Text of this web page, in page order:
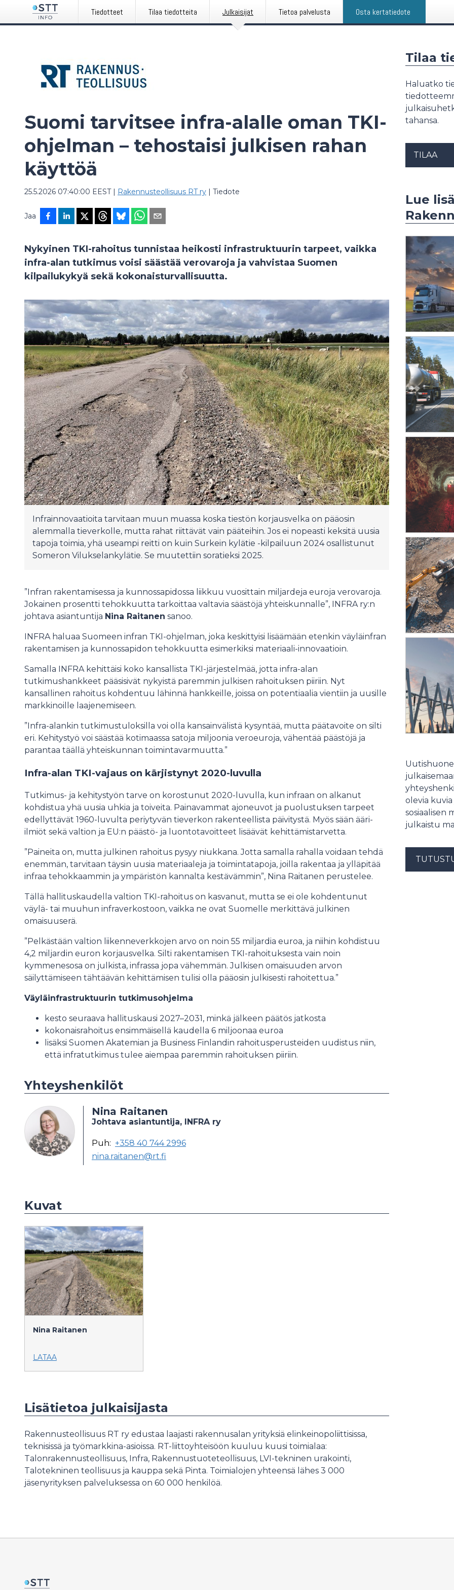
Tiedotteet Tilaa tiedotteita Julkaisijat Tietoa palvelusta Osta kertatiedote
Suomi tarvitsee infra-alalle oman TKI-
ohjelman – tehostaisi julkisen rahan
käyttöä
25.5.2026 07:40:00 EEST| Rakennusteollisuus RT ry | Tiedote
Jaa
Nykyinen TKI-rahoitus tunnistaa heikosti infrastruktuurin tarpeet, vaikka
infra-alan tutkimus voisi säästää verovaroja ja vahvistaa Suomen
kilpailukykyä sekä kokonaisturvallisuutta.
Infrainnovaatioita tarvitaan muun muassa koska tiestön korjausvelka on pääosin
alemmalla tieverkolle, mutta rahat riittävät vain pääteihin. Jos ei nopeasti keksitä uusia
tapoja toimia, yhä useampi reitti on kuin Surkein kylätie -kilpailuun 2024 osallistunut
Someron Vilukselankylätie. Se muutettiin soratieksi 2025.
”Infran rakentamisessa ja kunnossapidossa liikkuu vuosittain miljardeja euroja verovaroja.
Jokainen prosentti tehokkuutta tarkoittaa valtavia säästöjä yhteiskunnalle”, INFRA ry:n
johtava asiantuntija Nina Raitanen sanoo.
INFRA haluaa Suomeen infran TKI-ohjelman, joka keskittyisi lisäämään etenkin väyläinfran
rakentamisen ja kunnossapidon tehokkuutta esimerkiksi materiaali-innovaatioin.
Samalla INFRA kehittäisi koko kansallista TKI-järjestelmää, jotta infra-alan
tutkimushankkeet pääsisivät nykyistä paremmin julkisen rahoituksen piiriin. Nyt
kansallinen rahoitus kohdentuu lähinnä hankkeille, joissa on potentiaalia vientiin ja uusille
markkinoille laajenemiseen.
”Infra-alankin tutkimustuloksilla voi olla kansainvälistä kysyntää, mutta päätavoite on silti
eri. Kehitystyö voi säästää kotimaassa satoja miljoonia veroeuroja, vähentää päästöjä ja
parantaa täällä yhteiskunnan toimintavarmuutta.”
Infra-alan TKI-vajaus on kärjistynyt 2020-luvulla
Tutkimus- ja kehitystyön tarve on korostunut 2020-luvulla, kun infraan on alkanut
kohdistua yhä uusia uhkia ja toiveita. Painavammat ajoneuvot ja puolustuksen tarpeet
edellyttävät 1960-luvulta periytyvän tieverkon rakenteellista päivitystä. Myös sään ääri-
ilmiöt sekä valtion ja EU:n päästö- ja luontotavoitteet lisäävät kehittämistarvetta.
”Paineita on, mutta julkinen rahoitus pysyy niukkana. Jotta samalla rahalla voidaan tehdä
enemmän, tarvitaan täysin uusia materiaaleja ja toimintatapoja, joilla rakentaa ja ylläpitää
infraa tehokkaammin ja ympäristön kannalta kestävämmin”, Nina Raitanen perustelee.
Tällä hallituskaudella valtion TKI-rahoitus on kasvanut, mutta se ei ole kohdentunut
väylä- tai muuhun infraverkostoon, vaikka ne ovat Suomelle merkittävä julkinen
omaisuuserä.
”Pelkästään valtion liikenneverkkojen arvo on noin 55 miljardia euroa, ja niihin kohdistuu
4,2 miljardin euron korjausvelka. Silti rakentamisen TKI-rahoituksesta vain noin
kymmenesosa on julkista, infrassa jopa vähemmän. Julkisen omaisuuden arvon
säilyttämiseen tähtäävän kehittämisen tulisi olla pääosin julkisesti rahoitettua.”
Väyläinfrastruktuurin tutkimusohjelma
kesto seuraava hallituskausi 2027–2031, minkä jälkeen päätös jatkosta
kokonaisrahoitus ensimmäisellä kaudella 6 miljoonaa euroa
lisäksi Suomen Akatemian ja Business Finlandin rahoitusperusteiden uudistus niin,
että infratutkimus tulee aiempaa paremmin rahoituksen piiriin.
Yhteyshenkilöt
Nina Raitanen
Johtava asiantuntija, INFRA ry
Puh: +358 40 744 2996
nina.raitanen@rt.fi
Kuvat
Nina Raitanen
LATAA
Lisätietoa julkaisijasta
Rakennusteollisuus RT ry edustaa laajasti rakennusalan yrityksiä elinkeinopoliittisissa,
teknisissä ja työmarkkina-asioissa. RT-liittoyhteisöön kuuluu kuusi toimialaa:
Talonrakennusteollisuus, Infra, Rakennustuoteteollisuus, LVI-tekninen urakointi,
Talotekninen teollisuus ja kauppa sekä Pinta. Toimialojen yhteensä lähes 3 000
jäsenyrityksen palveluksessa on 60 000 henkilöä.
Tilaa
Haluatko
tahansa.
TILAA
Lue
olevia
sosiaalisen
julkaistu